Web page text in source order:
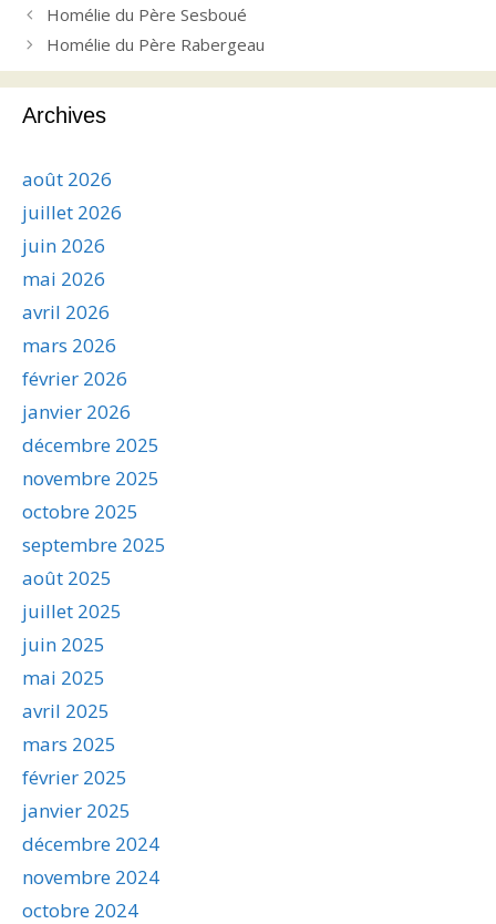
Homélie du Père Sesboué
Homélie du Père Rabergeau
Archives
août 2026
juillet 2026
juin 2026
mai 2026
avril 2026
mars 2026
février 2026
janvier 2026
décembre 2025
novembre 2025
octobre 2025
septembre 2025
août 2025
juillet 2025
juin 2025
mai 2025
avril 2025
mars 2025
février 2025
janvier 2025
décembre 2024
novembre 2024
octobre 2024